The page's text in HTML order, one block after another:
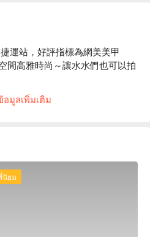
運站，好評指標為網美美甲
間高雅時尚～讓水水們也可以拍
、造型款設計、美睫、除毛。
手足保養品牌，融合豐富天然
價格立刻查看 ⬇️
อมูลเพิ่มเติม
นิยม